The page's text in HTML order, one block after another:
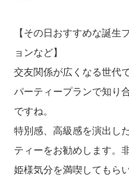
【その日おすすめな誕生
ョンなど】
交友関係が広くなる世代
パーティープランで知り
ですね。
特別感、高級感を演出し
ティーをお勧めします。
姫様気分を満喫してもら